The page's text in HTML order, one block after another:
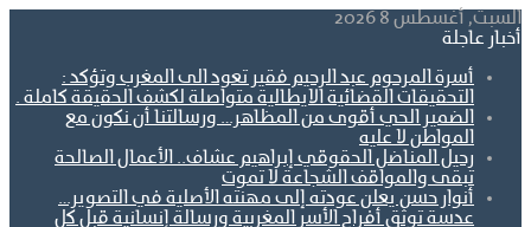
السبت, أغسطس 8 2026
أخبار عاجلة
أسرة المرحوم عبد الرحيم فقير تعود الى المغرب وتؤكد :
التحقيقات القضائية الايطالية متواصلة لكشف الحقيقة كاملة .
الضمير الحي أقوى من المظاهر… ورسالتنا أن نكون مع
المواطن لا عليه
رحيل المناضل الحقوقي إبراهيم عشاف.. الأعمال الصالحة
تبقى والمواقف الشجاعة لا تموت
أنوار حسن يعلن عودته إلى مهنته الأصلية في التصوير…
عدسة توثق أفراح الأسر المغربية ورسالة إنسانية قبل كل